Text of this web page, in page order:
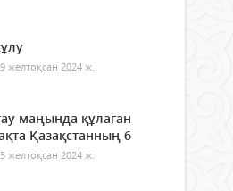
желтоқсан 2024 ж.
маңында құлаған
Қазақстанның 6
желтоқсан 2024 ж.